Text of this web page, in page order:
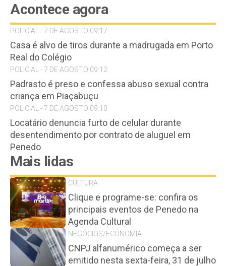
Acontece agora
POLICIAL - 7 DE AGOSTO 09:17
Casa é alvo de tiros durante a madrugada em Porto
Real do Colégio
POLICIAL - 7 DE AGOSTO 09:12
Padrasto é preso e confessa abuso sexual contra
criança em Piaçabuçu
POLICIAL - 7 DE AGOSTO 09:10
Locatário denuncia furto de celular durante
desentendimento por contrato de aluguel em
Penedo
Mais lidas
CULTURA
Clique e programe-se: confira os
principais eventos de Penedo na
Agenda Cultural
NEGÓCIOS/ECONOMIA
CNPJ alfanumérico começa a ser
emitido nesta sexta-feira, 31 de julho